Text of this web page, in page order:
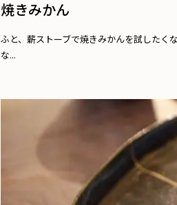
焼きみかん
ふと、薪ストーブで焼きみかんを試したく
な...